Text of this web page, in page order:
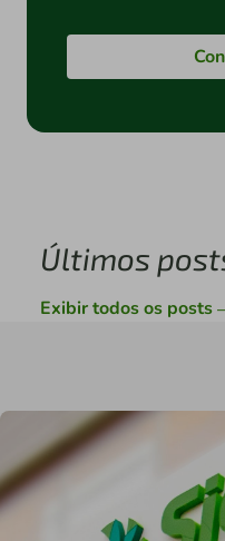
Últimos
Exibir todos os posts